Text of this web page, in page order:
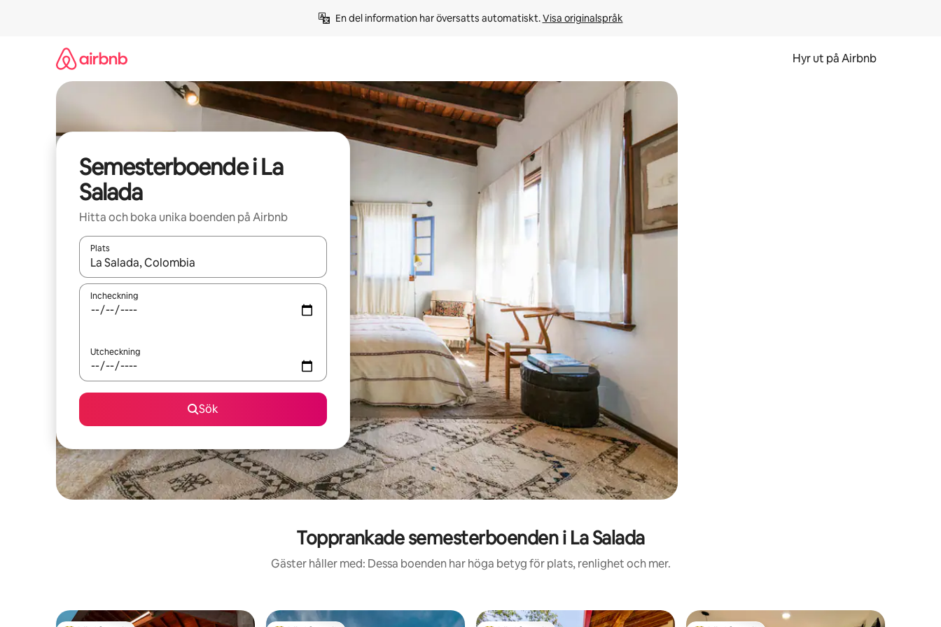
En del information har översatts automatiskt. Visa originalspråk
Hyr ut på Airbnb
Semesterboende i La
Salada
Hitta och boka unika boenden på Airbnb
Plats
När resultaten är tillgängliga kan du navigera med upp- och nedåtpilarna eller utforska genom att trycka eller svepa.
Incheckning
Utcheckning
Sök
Topprankade semesterboenden i La Salada
Gäster håller med: Dessa boenden har höga betyg för plats, renlighet och mer.